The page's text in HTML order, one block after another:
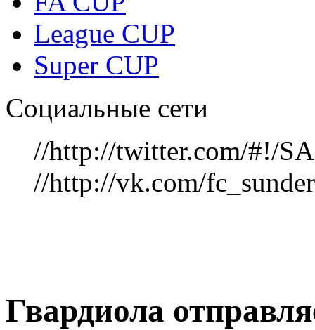
League CUP
Super CUP
Социальные сети
//http://twitter.com/#!/
//http://vk.com/
Гвардиола